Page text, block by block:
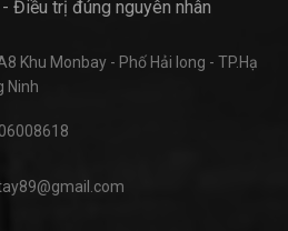
Điều trị đúng nguyên nhân
Khu Monbay - Phố Hải long - TP.Hạ
Ninh